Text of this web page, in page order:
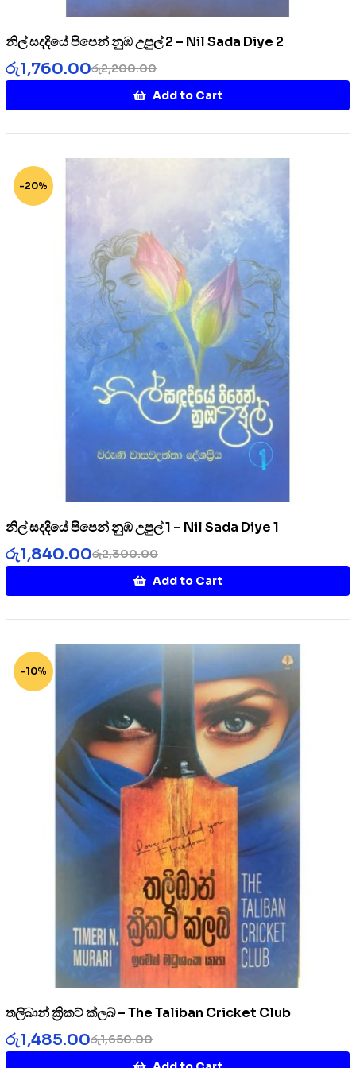
නිල් සදදියේ පිපෙන් නුඹ උපුල් 2 – Nil Sada Diye 2
රු2,200.00
රු1,760.00
Add to Cart
-20%
නිල් සදදියේ පිපෙන් නුඹ උපුල් 1 – Nil Sada Diye 1
රු2,300.00
රු1,840.00
Add to Cart
-10%
තලිබාන් ක්‍රිකට් ක්ලබ් – The Taliban Cricket Club
රු1,650.00
රු1,485.00